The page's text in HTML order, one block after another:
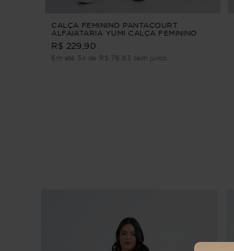
CALÇA FEMININO PANTACOURT
ALFAIATARIA YUMI CALÇA FEMININO
PANTACOURT ALFAIATARIA Azul G3
R$ 229,90
Em até 3x de R$ 76,63 sem juros